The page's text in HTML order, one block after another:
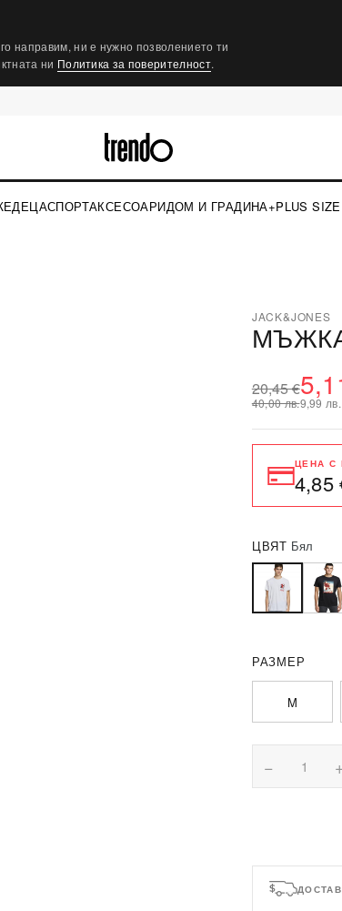
направим, ни е нужно позволението ти
ни Политика за поверителност.
ДЕЦАСПОРТАКСЕСОАРИДОМ И ГРАДИНА+PLUS SIZE
JACK&JONES
20,45 €
40,00 лв.9,99 лв.
ЦЕНА С
4,85
ЦВЯТ Бял
РАЗМЕР
M
− 1